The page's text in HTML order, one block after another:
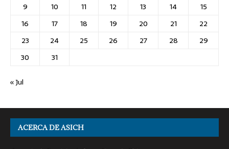
9
10 11 12 13 14
15
16
17 18 19 20 21
22
23
24 25 26 27 28
29
30
31
« Jul
ACERCA DE ASICH